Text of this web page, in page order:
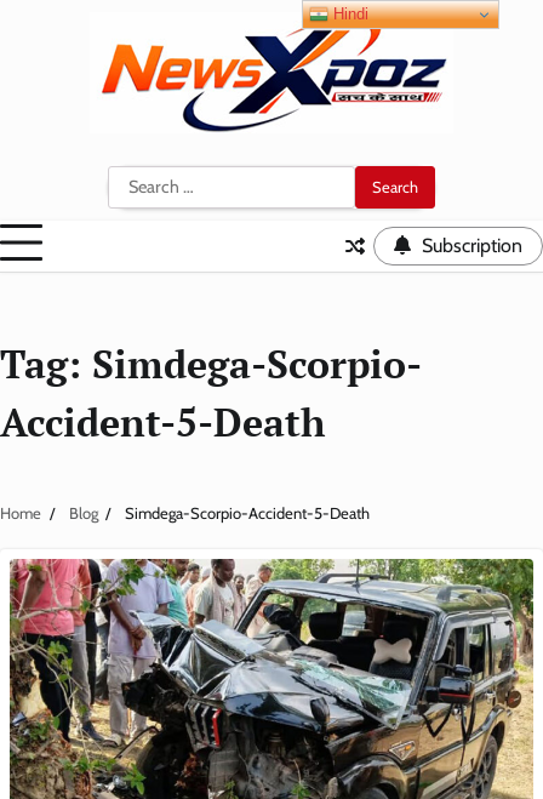
Search
for:
Subscription
Tag: Simdega-Scorpio-
Accident-5-Death
Home Blog Simdega-Scorpio-Accident-5-Death
Hindi